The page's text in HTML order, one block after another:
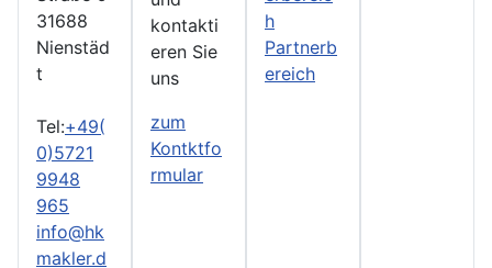
31688
Nienstäd
t
Tel:+49(
0)5721
9948
965
info@hk
makler.d
kontakti
eren Sie
uns
zum
Kontktfo
rmular
h
Partnerb
ereich